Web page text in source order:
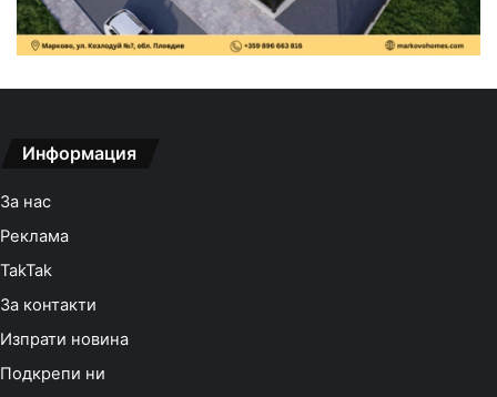
Информация
За нас
Реклама
TakTak
За контакти
Изпрати новина
Подкрепи ни